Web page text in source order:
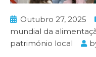
Outubro 27, 2025
mundial da
património local